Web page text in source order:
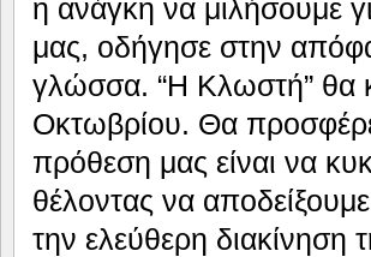
η ανάγκη να μιλήσουμε
μας, οδήγησε στην
γλώσσα. “Η Κλωστή” θα
Οκτωβρίου. Θα
πρόθεση μας είναι να
θέλοντας να
την ελεύθερη διακίνηση